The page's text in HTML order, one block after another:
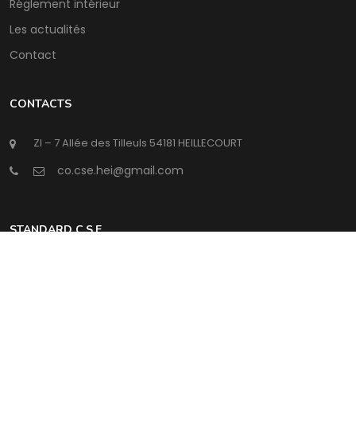
Réglement intérieur
Les actualités
Contact
CONTACTS
ZI – 7 Allée des Tilleuls 54181 HEILLECOURT
@
STANDARD C.S.E